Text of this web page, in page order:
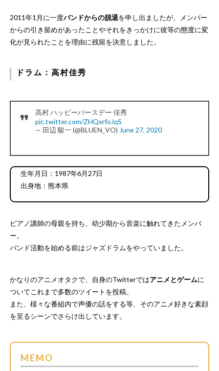
2011年1月に一度バンドからの脱退を申し出ましたが、メンバー
からの引き留めがあったことやそれをきっかけに彼等の態度に変
化が見られたことを理由に残留を決意しました。
ドラム：高村佳秀
高村 ハッピーバースデー 佳秀
pic.twitter.com/ZHQxrfoJqS
— 田辺 駿一 (@BLUEN_VO) June 27, 2020
生年月日：1987年6月27日
出身地：熊本県
ピアノ講師の母親を持ち、幼少期から音楽に触れてきたメンバ
ー。
バンド活動を始める前はジャズドラムをやっていました。
かなりのアニメオタクで、自身のTwitterではアニメとゲームに
ついてこれまで多数のツイートを投稿。
また、様々な番組内で声優の話をする等、そのアニメ好きな素顔
を至るシーンでさらけ出しています。
MEMO